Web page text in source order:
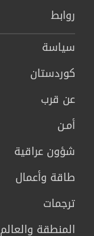
روابط
سیاسة
كوردستان
عن قرب
أمـن
شؤون عراقية
طاقة وأعمال
ترجمات
المنطقة والعالم